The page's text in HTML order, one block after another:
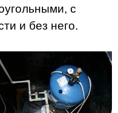
с
и без него.